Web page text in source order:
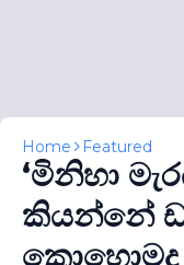
Home Featured
‘මිනිහා
කියන්නේ
කොහොමද